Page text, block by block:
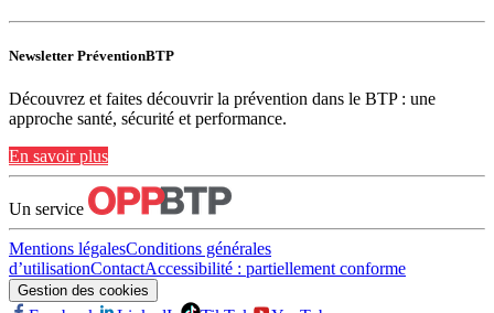
Newsletter PréventionBTP
Découvrez et faites découvrir la prévention dans le BTP : une
approche santé, sécurité et performance.
En savoir plus
Un service
Mentions légalesConditions générales
d’utilisationContactAccessibilité : partiellement conforme
Gestion des cookies